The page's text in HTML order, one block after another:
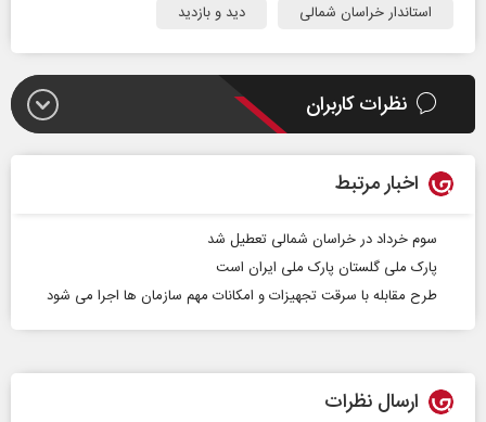
استاندار خراسان شمالی
دید و بازدید
نظرات کاربران
اخبار مرتبط
سوم خرداد در خراسان شمالی تعطیل شد
پارک ملی گلستان پارک ملی ایران است
طرح مقابله با سرقت تجهیزات و امکانات مهم سازمان ها اجرا می شود
ارسال نظرات